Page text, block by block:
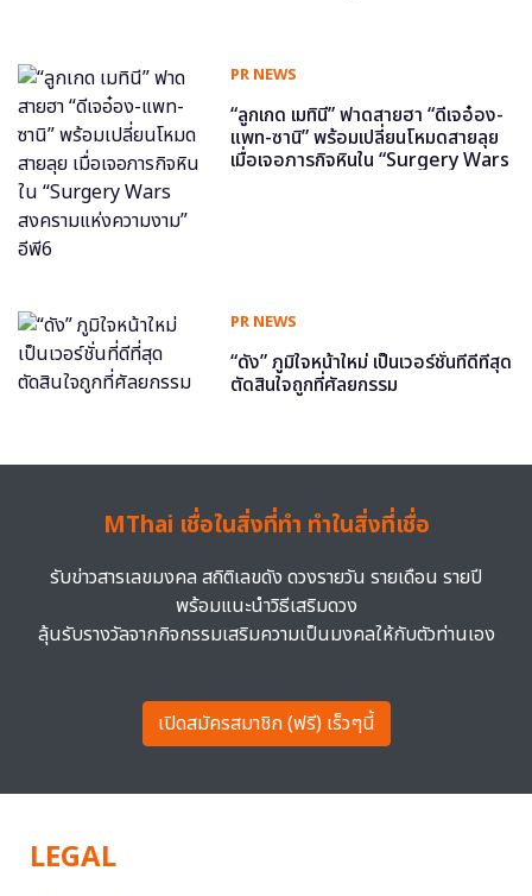
PR NEWS
“ลูกเกด เมทินี” ฟาดสายฮา “ดีเจอ๋อง-
แพท-ซานิ” พร้อมเปลี่ยนโหมดสายลุย
เมื่อเจอภารกิจหินใน “Surgery Wars
PR NEWS
“ดัง” ภูมิใจหน้าใหม่ เป็นเวอร์ชั่นที่ดีที่สุด
ตัดสินใจถูกที่ศัลยกรรม
MThai เชื่อในสิ่งที่ทำ ทำในสิ่งที่เชื่อ
รับข่าวสารเลขมงคล สถิติเลขดัง ดวงรายวัน รายเดือน รายปี
พร้อมแนะนำวิธีเสริมดวง
ลุ้นรับรางวัลจากกิจกรรมเสริมความเป็นมงคลให้กับตัวท่านเอง
เปิดสมัครสมาชิก (ฟรี) เร็วๆนี้
LEGAL